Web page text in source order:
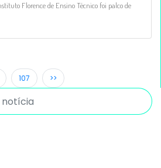
Florence de Ensino Técnico foi palco de
107 >>